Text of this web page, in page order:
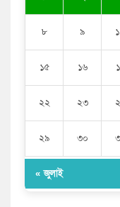
৮ ৯
১৫ ১৬
২২ ২৩
২৯ ৩০
« জুলাই